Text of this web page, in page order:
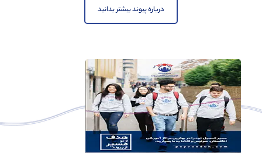
درباره پیوند بیشتر بدانید